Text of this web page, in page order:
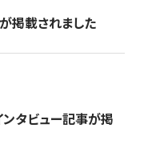
掲載されました
タビュー記事が掲